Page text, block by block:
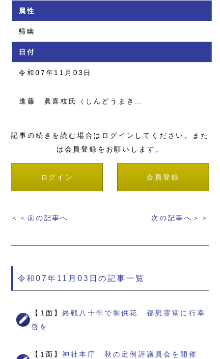
属性
帰幽
日付
令和07年11月03日
進藤 眞喜枝氏（しんどうまき…
記事の続きを読む場合はログインしてください。また
は会員登録をお願いします。
ログイン 会員登録
＜＜前の記事へ 次の記事へ＞＞
令和07年11月03日の記事一覧
【1面】終戦八十年で御供花 都慰霊堂に行幸
啓を
【1面】神社本庁 秋の定例評議員会を開催